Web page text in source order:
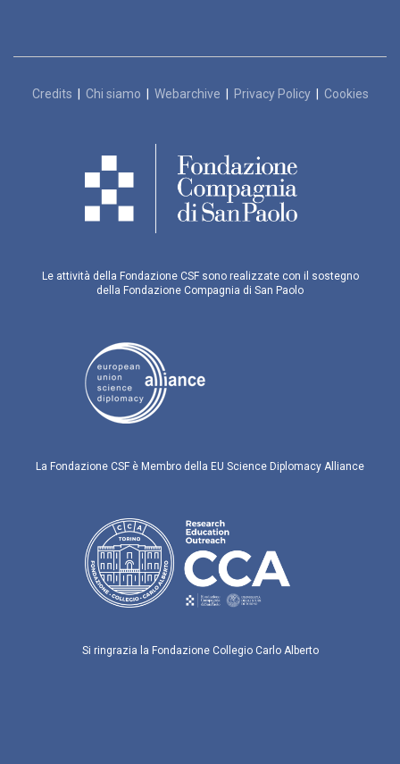
Credits Chi siamo Webarchive Privacy Policy| Cookies
Le attività della Fondazione CSF sono realizzate con il sostegno
della Fondazione Compagnia di San Paolo
La Fondazione CSF è Membro della EU Science Diplomacy Alliance
Si ringrazia la Fondazione Collegio Carlo Alberto